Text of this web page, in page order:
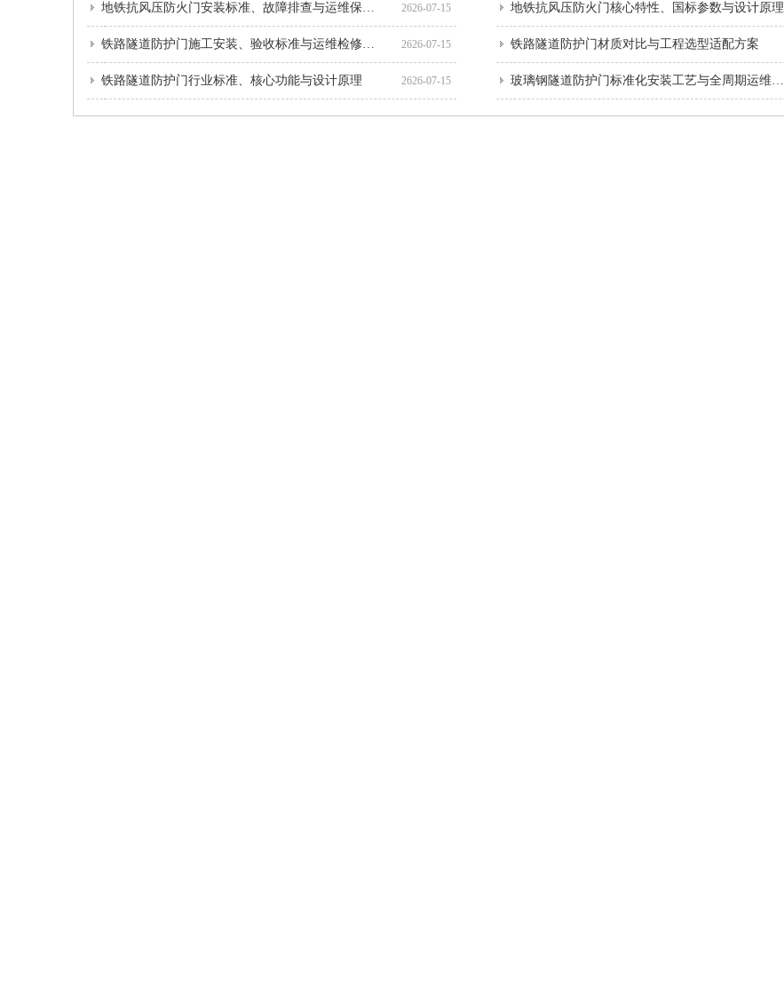
地铁抗风压防火门安装标准、故障排查与运维保养方案 2626-07-15 地铁抗风压防火门核心特性、国标参数与设计原理
铁路隧道防护门施工安装、验收标准与运维检修规范 2626-07-15 铁路隧道防护门材质对比与工程选型适配方案
铁路隧道防护门行业标准、核心功能与设计原理 2626-07-15 玻璃钢隧道防护门标准化安装工艺与全周期运维指南